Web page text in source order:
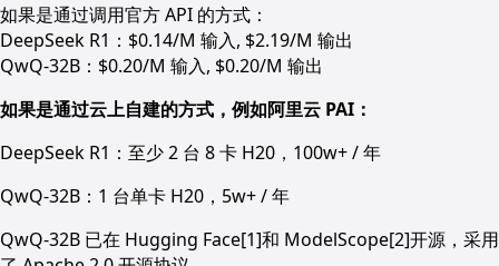
如果是通过调用官方 API 的方式：
DeepSeek R1：$0.14/M 输入, $2.19/M 输出
QwQ-32B：$0.20/M 输入, $0.20/M 输出
如果是通过云上自建的方式，例如阿里云 PAI：
DeepSeek R1：至少 2 台 8 卡 H20，100w+ / 年
QwQ-32B：1 台单卡 H20，5w+ / 年
QwQ-32B 已在 Hugging Face[1]和 ModelScope[2]开源，采用